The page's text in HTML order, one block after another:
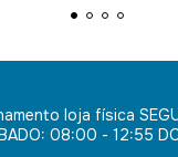
loja física
08:00 - 12:55